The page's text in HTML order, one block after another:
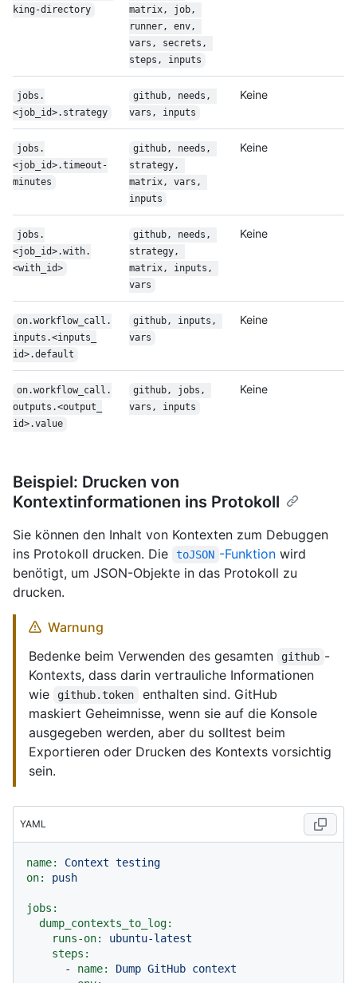
king-directory
matrix, job,
runner, env,
vars, secrets,
steps, inputs
jobs.
<job_id>.strategy
github, needs,
vars, inputs
Keine
jobs.
<job_id>.timeout-
minutes
github, needs,
strategy,
matrix, vars,
inputs
Keine
jobs.
<job_id>.with.
<with_id>
github, needs,
strategy,
matrix, inputs,
vars
Keine
on.workflow_call.
inputs.<inputs_
id>.default
github, inputs,
vars
Keine
on.workflow_call.
outputs.<output_
id>.value
github, jobs,
vars, inputs
Keine
Beispiel: Drucken von
Kontextinformationen ins Protokoll
Sie können den Inhalt von Kontexten zum Debuggen
ins Protokoll drucken. Die
toJSON -Funktionwird
benötigt, um JSON-Objekte in das Protokoll zu
drucken.
Warnung
Bedenke beim Verwenden des gesamten
github -
Kontexts, dass darin vertrauliche Informationen
wie
github.token
enthalten sind. GitHub
maskiert Geheimnisse, wenn sie auf die Konsole
ausgegeben werden, aber du solltest beim
Exportieren oder Drucken des Kontexts vorsichtig
sein.
YAML
name: Context testing
on:
push
jobs:
dump_contexts_to_log:
runs-on:
ubuntu-latest
steps:
-
name: Dump GitHub context